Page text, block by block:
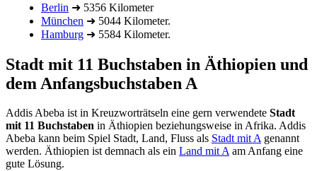
Berlin ➜ 5356 Kilometer
München ➜ 5044 Kilometer.
Hamburg ➜ 5584 Kilometer.
Stadt mit 11 Buchstaben in Äthiopien und
dem Anfangsbuchstaben A
Addis Abeba ist in Kreuzworträtseln eine gern verwendete Stadt
mit 11 Buchstaben in Äthiopien beziehungsweise in Afrika. Addis
Abeba kann beim Spiel Stadt, Land, Fluss als Stadt mit Agenannt
werden. Äthiopien ist demnach als ein Land mit Aam Anfang eine
gute Lösung.